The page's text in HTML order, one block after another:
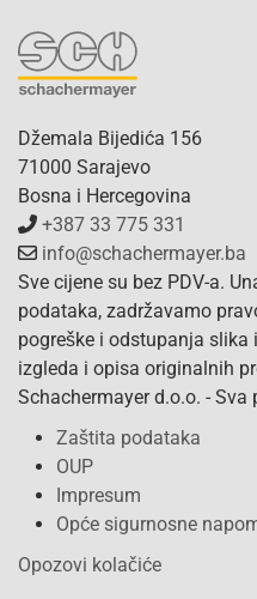
Džemala Bijedića 156
71000 Sarajevo
Bosna i Hercegovina
+387 33 775 331
info@schachermayer.ba
Sve cijene su bez PDV-a.
podataka, zadržavamo
pogreške i odstupanja
izgleda i opisa originalnih
Schachermayer d.o.o. - Sva
Zaštita podataka
OUP
Impresum
Opće sigurnosne
Opozovi kolačiće